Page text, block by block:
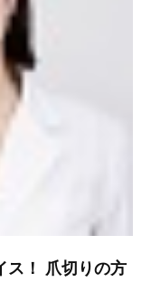
ス！ 爪切りの方